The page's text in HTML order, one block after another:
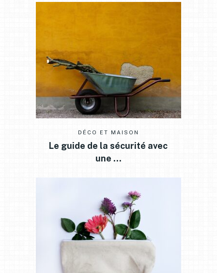
DÉCO ET MAISON
Le guide de la sécurité avec
une …